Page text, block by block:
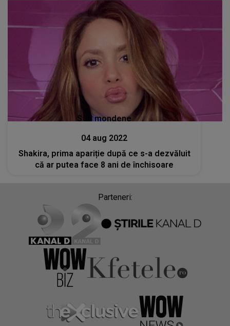
Stiri mondene
04 aug 2022
Shakira, prima apariție după ce s-a dezvăluit
că ar putea face 8 ani de închisoare
Parteneri: